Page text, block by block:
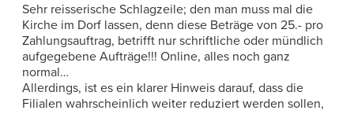
Sehr reisserische Schlagzeile; den man muss mal die
Kirche im Dorf lassen, denn diese Beträge von 25.- pro
Zahlungsauftrag, betrifft nur schriftliche oder mündlich
aufgegebene Aufträge!!! Online, alles noch ganz
normal…
Allerdings, ist es ein klarer Hinweis darauf, dass die
Filialen wahrscheinlich weiter reduziert werden sollen,